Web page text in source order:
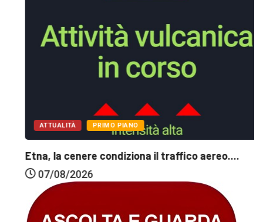
ATTUALITÀ PRIMO PIANO
Etna, la cenere condiziona il traffico aereo....
07/08/2026